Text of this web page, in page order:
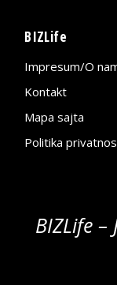
BIZLife
Impresum/O
Kontakt
Mapa sajta
Politika
BIZLife